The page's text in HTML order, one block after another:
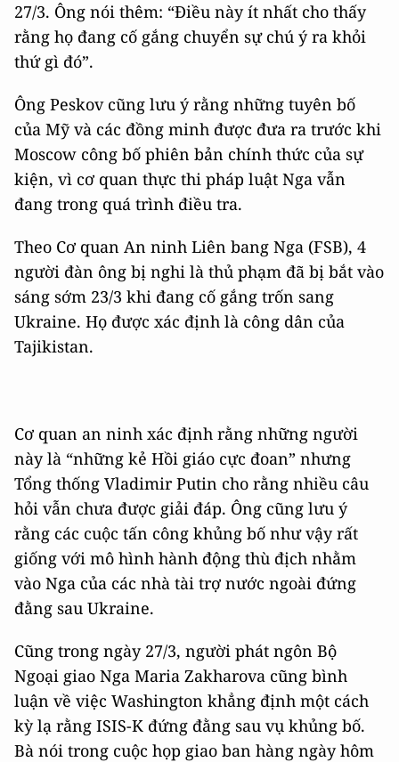
27/3. Ông nói thêm: “Điều này ít nhất cho thấy
rằng họ đang cố gắng chuyển sự chú ý ra khỏi
thứ gì đó”.
Ông Peskov cũng lưu ý rằng những tuyên bố
của Mỹ và các đồng minh được đưa ra trước khi
Moscow công bố phiên bản chính thức của sự
kiện, vì cơ quan thực thi pháp luật Nga vẫn
đang trong quá trình điều tra.
Theo Cơ quan An ninh Liên bang Nga (FSB), 4
người đàn ông bị nghi là thủ phạm đã bị bắt vào
sáng sớm 23/3 khi đang cố gắng trốn sang
Ukraine. Họ được xác định là công dân của
Tajikistan.
Cơ quan an ninh xác định rằng những người
này là “những kẻ Hồi giáo cực đoan” nhưng
Tổng thống Vladimir Putin cho rằng nhiều câu
hỏi vẫn chưa được giải đáp. Ông cũng lưu ý
rằng các cuộc tấn công khủng bố như vậy rất
giống với mô hình hành động thù địch nhằm
vào Nga của các nhà tài trợ nước ngoài đứng
đằng sau Ukraine.
Cũng trong ngày 27/3, người phát ngôn Bộ
Ngoại giao Nga Maria Zakharova cũng bình
luận về việc Washington khẳng định một cách
kỳ lạ rằng ISIS-K đứng đằng sau vụ khủng bố.
Bà nói trong cuộc họp giao ban hàng ngày hôm